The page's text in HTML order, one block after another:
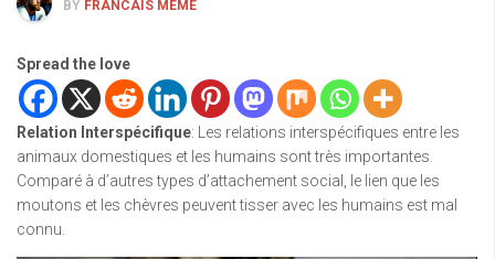
BY FRANCAIS MEME
Spread the love
Relation Interspécifique: Les relations interspécifiques entre les
animaux domestiques et les humains sont très importantes.
Comparé à d’autres types d’attachement social, le lien que les
moutons et les chèvres peuvent tisser avec les humains est mal
connu.